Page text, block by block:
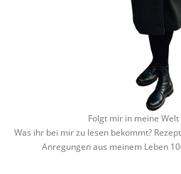
Folgt mir in meine
Was ihr bei mir zu lesen bekommt?
Anregungen aus meinem Leben